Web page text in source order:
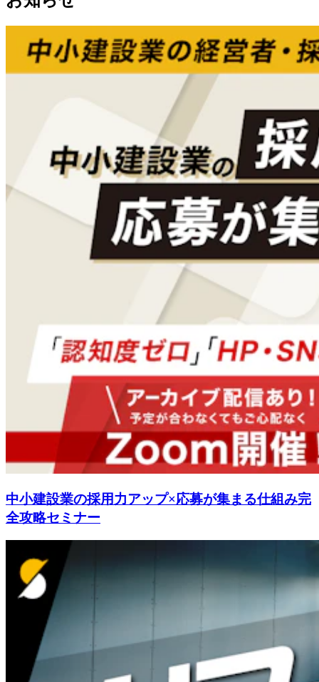
中小建設業の採用力アップ×応募が集まる仕組み完
全攻略セミナー